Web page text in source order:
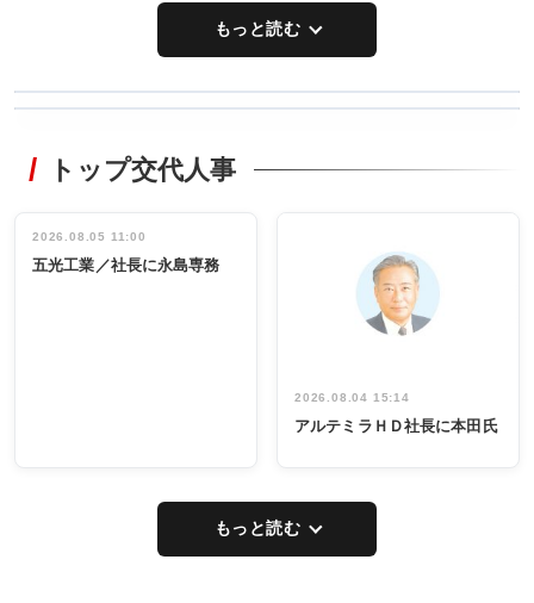
もっと読む
非鉄業界で
インタビュ
ー／社内ア
タックトレー
祝う 業界関
係者ら220人
出席
トップ交代人事
2026.08.05 11:00
五光工業／社長に永島専務
2026.08.04 15:14
アルテミラＨＤ社長に本田氏
もっと読む